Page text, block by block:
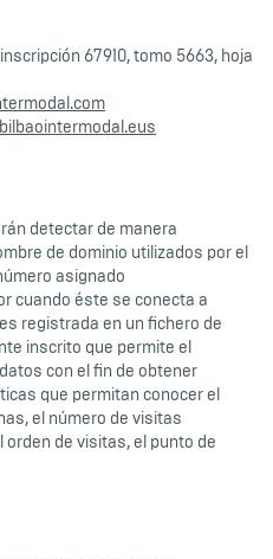
inscripción 67910, tomo 5663, hoja
detectar de manera
de dominio utilizados por el
asignado
cuando éste se conecta a
registrada en un fichero de
inscrito que permite el
con el fin de obtener
que permitan conocer el
el número de visitas
orden de visitas, el punto de